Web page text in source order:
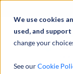
We use cookies
used, and
change your
See ourCookie